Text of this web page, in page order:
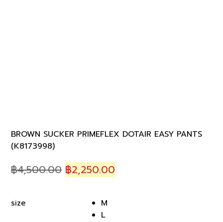
BROWN SUCKER PRIMEFLEX DOTAIR EASY PANTS
(K8173998)
฿4,500.00 Original
฿4,500.00.
฿2,250.00
size
M
L